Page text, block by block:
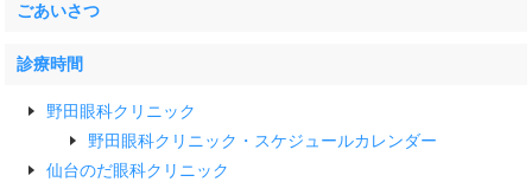
ごあいさつ
診療時間
野田眼科クリニック
野田眼科クリニック・スケジュールカレンダー
仙台のだ眼科クリニック